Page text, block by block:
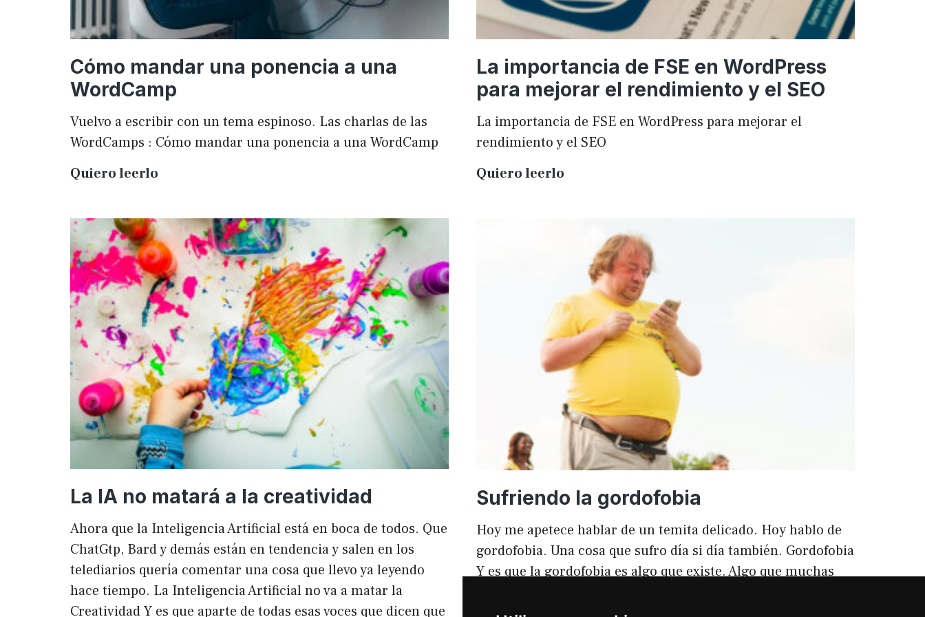
Cómo mandar una ponencia a una
WordCamp
Vuelvo a escribir con un tema espinoso. Las charlas de las
WordCamps : Cómo mandar una ponencia a una WordCamp
Quiero leerlo
una
ponencia
a
una
WordCamp
La importancia de FSE en WordPress
para mejorar el rendimiento y el SEO
La importancia de FSE en WordPress para mejorar el
rendimiento y el SEO
Quiero leerlo
WordPress
para
mejorar
el
rendimiento
el
SEO
La IA no matará a la creatividad
Ahora que la Inteligencia Artificial está en boca de todos. Que
ChatGtp, Bard y demás están en tendencia y salen en los
telediarios quería comentar una cosa que llevo ya leyendo
hace tiempo. La Inteligencia Artificial no va a matar la
Creatividad Y es que aparte de todas esas voces que dicen que
Sufriendo la gordofobia
Hoy me apetece hablar de un temita delicado. Hoy hablo de
gordofobia. Una cosa que sufro día si día también. Gordofobia
Y es que la gordofobia es algo que existe. Algo que muchas
igual que en el anuncio). Nos están vendiendo siempre unos